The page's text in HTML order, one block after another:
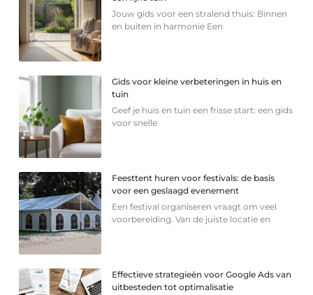
Jouw gids voor een stralend thuis: Binnen
en buiten in harmonie Een
Gids voor kleine verbeteringen in huis en
tuin
Geef je huis en tuin een frisse start: een gids
voor snelle
Feesttent huren voor festivals: de basis
voor een geslaagd evenement
Een festival organiseren vraagt om veel
voorbereiding. Van de juiste locatie en
Effectieve strategieën voor Google Ads van
uitbesteden tot optimalisatie